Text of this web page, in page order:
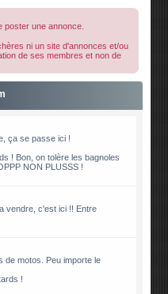
poster une annonce.
ni un site d'annonces et/ou
de ses membres et non de
ça se passe ici !
! Bon, on tolère les bagnoles
NON PLUSSS !
vendre, c'est ici !! Entre
de motos. Peu importe le
!